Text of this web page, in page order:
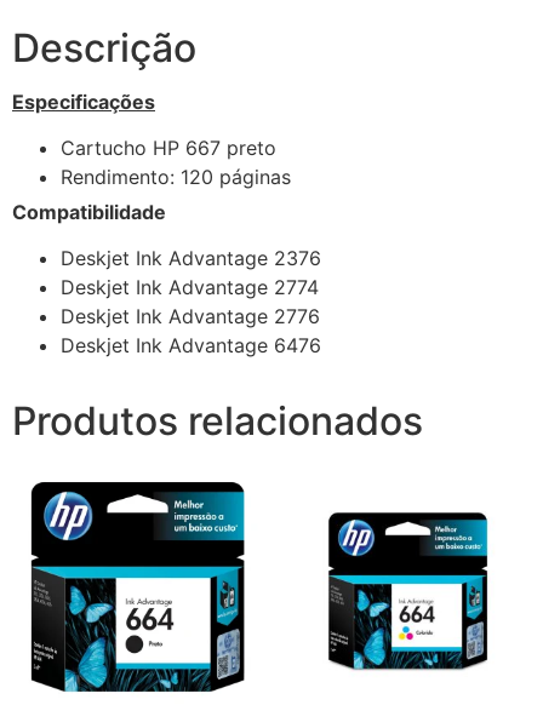
Descrição
Especificações
Cartucho HP 667 preto
Rendimento: 120 páginas
Compatibilidade
Deskjet Ink Advantage 2376
Deskjet Ink Advantage 2774
Deskjet Ink Advantage 2776
Deskjet Ink Advantage 6476
Produtos relacionados